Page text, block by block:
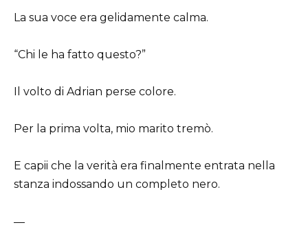
La sua voce era gelidamente calma.
“Chi le ha fatto questo?”
Il volto di Adrian perse colore.
Per la prima volta, mio marito tremò.
E capii che la verità era finalmente entrata nella
stanza indossando un completo nero.
—